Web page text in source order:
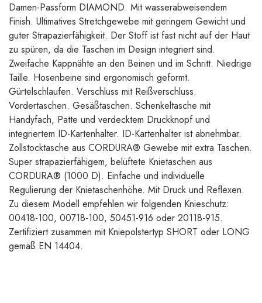
Damen-Passform DIAMOND. Mit wasserabweisendem
Finish. Ultimatives Stretchgewebe mit geringem Gewicht und
guter Strapazierfähigkeit. Der Stoff ist fast nicht auf der Haut
zu spüren, da die Taschen im Design integriert sind.
Zweifache Kappnähte an den Beinen und im Schritt. Niedrige
Taille. Hosenbeine sind ergonomisch geformt.
Gürtelschlaufen. Verschluss mit Reißverschluss.
Vordertaschen. Gesäßtaschen. Schenkeltasche mit
Handyfach, Patte und verdecktem Druckknopf und
integriertem ID-Kartenhalter. ID-Kartenhalter ist abnehmbar.
Zollstocktasche aus CORDURA® Gewebe mit extra Taschen.
Super strapazierfähigem, belüftete Knietaschen aus
CORDURA® (1000 D). Einfache und individuelle
Regulierung der Knietaschenhöhe. Mit Druck und Reflexen.
Zu diesem Modell empfehlen wir folgenden Knieschutz:
00418-100, 00718-100, 50451-916 oder 20118-915.
Zertifiziert zusammen mit Kniepolstertyp SHORT oder LONG
gemäß EN 14404.